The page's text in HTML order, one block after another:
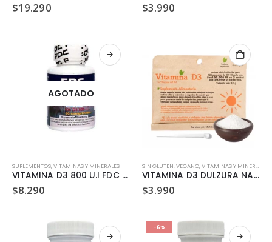
$19.290 $3.990
AGOTADO
SUPLEMENTOS,VITAMINAS Y MINERALES
VITAMINA D3 800 U.I FDC 90 COMPRIMIDOS
$8.290
SIN GLUTEN,VEGANO,VITAMINAS Y MINERALES
VITAMINA D3 DULZURA NATURAL 5 gr
$3.990
-6%